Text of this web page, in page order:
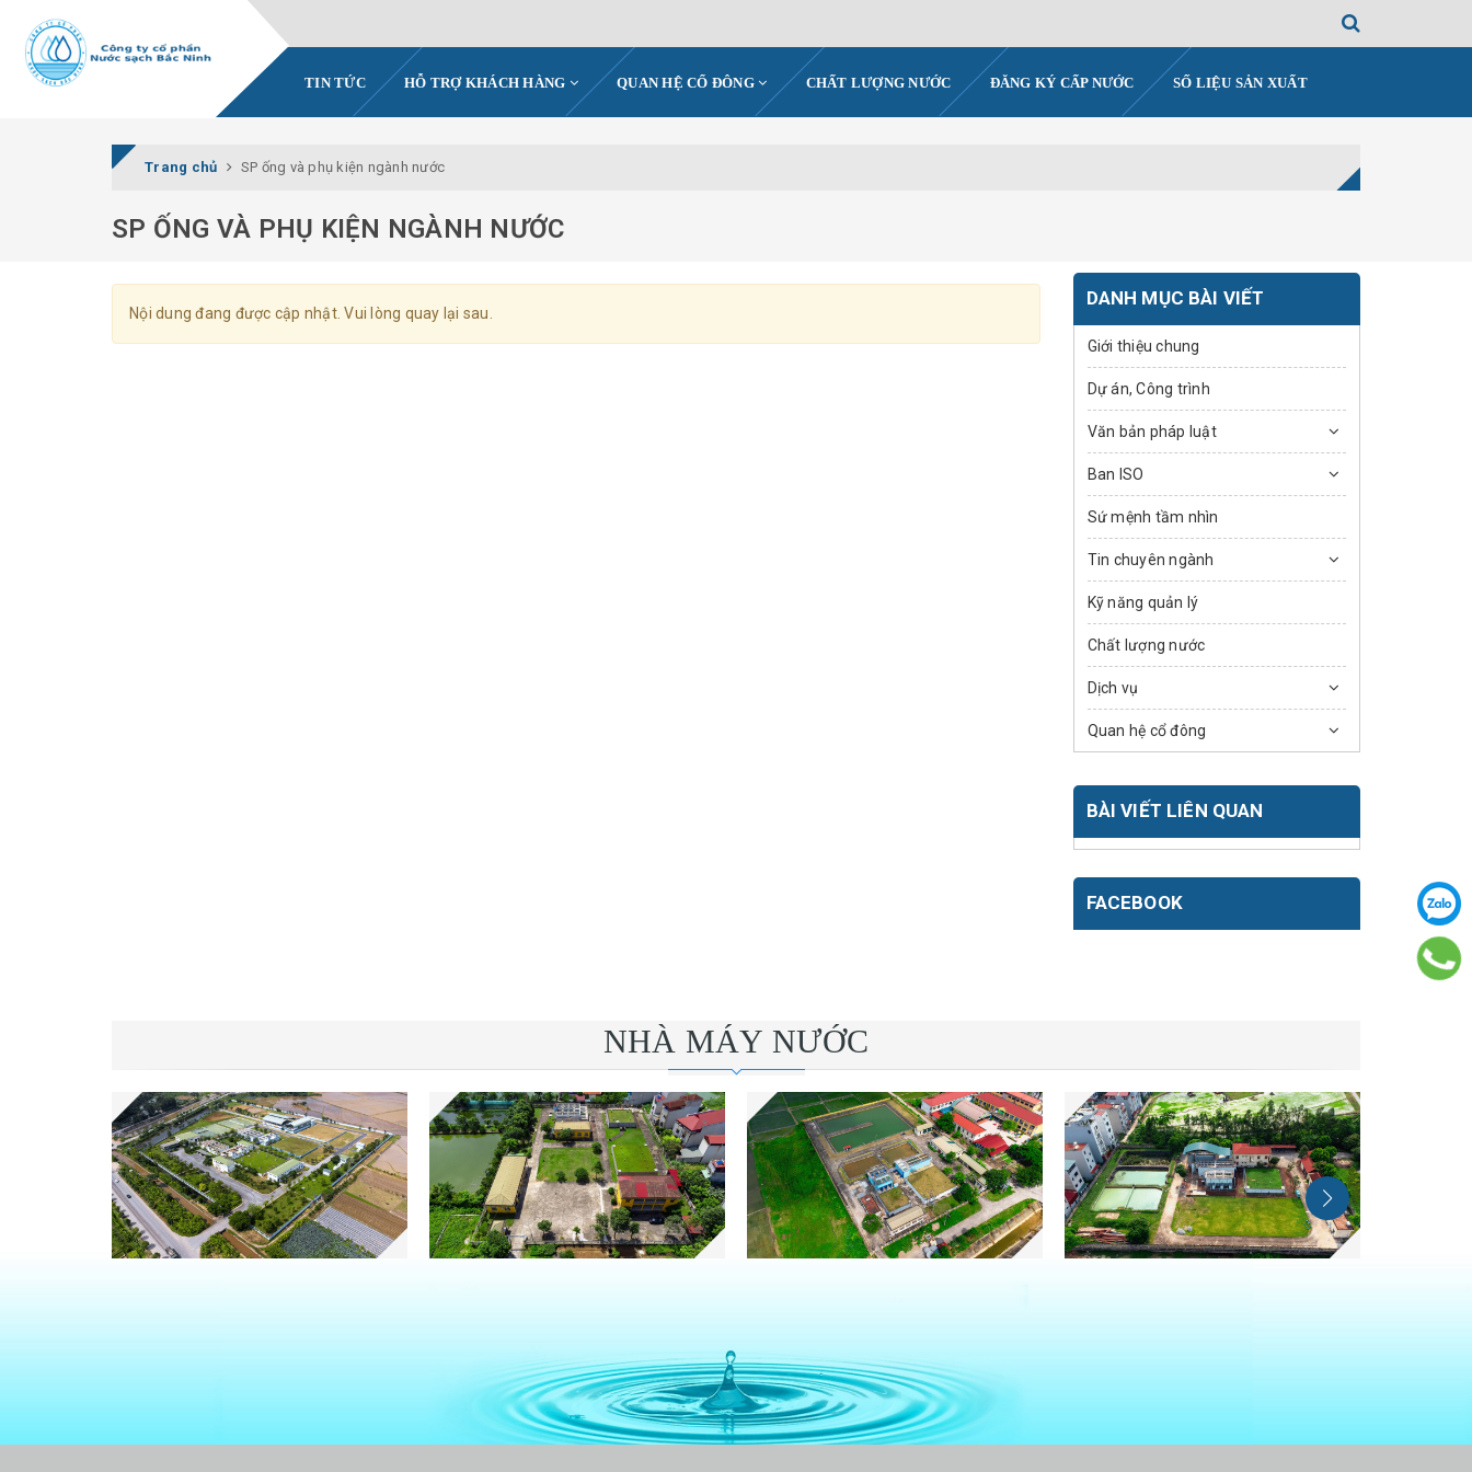
TIN TỨC HỖ TRỢ KHÁCH HÀNG QUAN HỆ CỔ ĐÔNG CHẤT LƯỢNG NƯỚC ĐĂNG KÝ CẤP NƯỚC SỐ LIỆU SẢN XUẤT
Trang chủ SP ống và phụ kiện ngành nước
SP ỐNG VÀ PHỤ KIỆN NGÀNH NƯỚC
Nội dung đang được cập nhật. Vui lòng quay lại sau.
DANH MỤC BÀI VIẾT
Giới thiệu chung
Dự án, Công trình
Văn bản pháp luật
Ban ISO
Sứ mệnh tầm nhìn
Tin chuyên ngành
Kỹ năng quản lý
Chất lượng nước
Dịch vụ
Quan hệ cổ đông
BÀI VIẾT LIÊN QUAN
FACEBOOK
NHÀ MÁY NƯỚC